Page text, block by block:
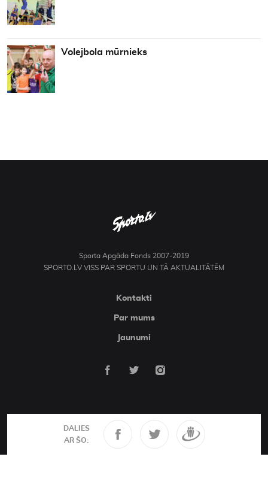
DALIES
AR ŠO:
Volejbola mūrnieks
Sporta Apgāda Fonds 2007-2019
SPORTO.LV VISS PAR SPORTU UN TĀ AKTUALITĀTĒM
Kontakti
Par mums
Jaunumi